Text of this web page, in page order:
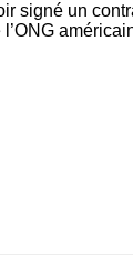
signé un